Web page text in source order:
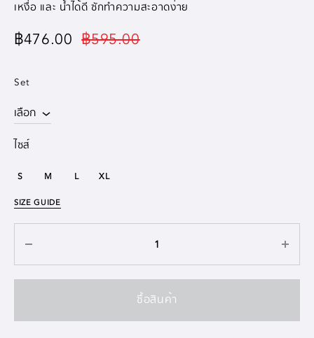
เหงื่อ และ น้ำได้ดี ซักทำความสะอาดง่าย
฿476.00 ฿595.00
Set
ไซส์
S M L XL
SIZE GUIDE
ซื้อสินค้า